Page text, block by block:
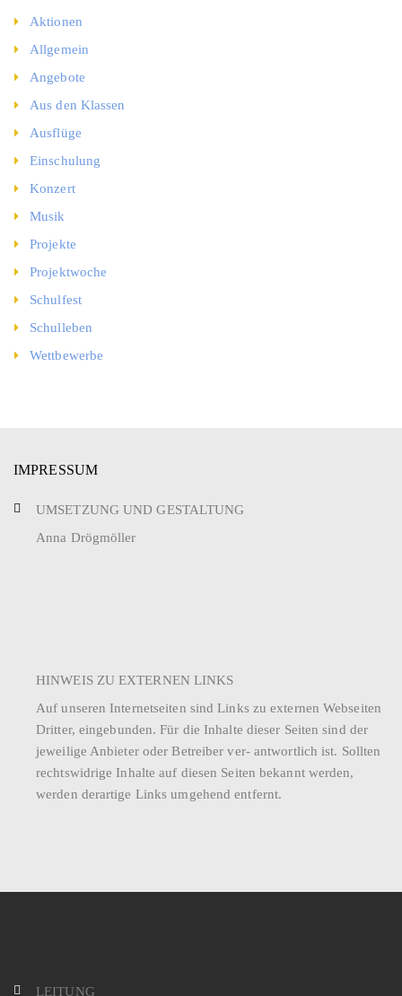
Aktionen
Allgemein
Angebote
Aus den Klassen
Ausflüge
Einschulung
Konzert
Musik
Projekte
Projektwoche
Schulfest
Schulleben
Wettbewerbe
IMPRESSUM
UMSETZUNG UND GESTALTUNG
Anna Drögmöller
HINWEIS ZU EXTERNEN LINKS
Auf unseren Internetseiten sind Links zu externen Webseiten
Dritter, eingebunden. Für die Inhalte dieser Seiten sind der
jeweilige Anbieter oder Betreiber ver- antwortlich ist. Sollten
rechtswidrige Inhalte auf diesen Seiten bekannt werden,
werden derartige Links umgehend entfernt.
LEITUNG